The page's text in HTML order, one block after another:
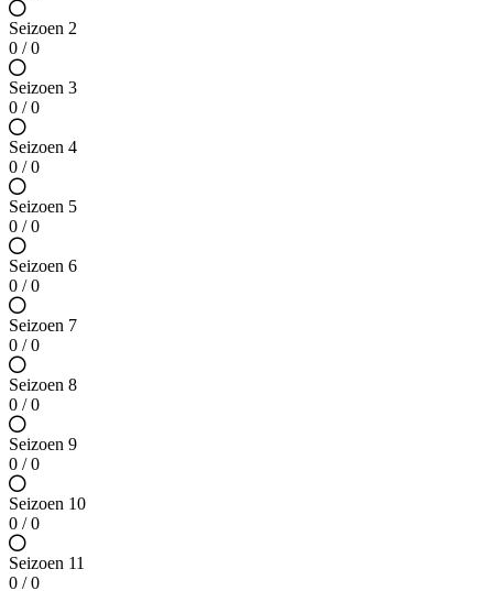
Seizoen 2
0 / 0
Seizoen 3
0 / 0
Seizoen 4
0 / 0
Seizoen 5
0 / 0
Seizoen 6
0 / 0
Seizoen 7
0 / 0
Seizoen 8
0 / 0
Seizoen 9
0 / 0
Seizoen 10
0 / 0
Seizoen 11
0 / 0